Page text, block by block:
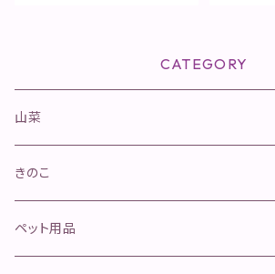
CATEGORY
山菜
山菜きのこセット
ネマガリタケセット
きのこ
松茸
ペット用品